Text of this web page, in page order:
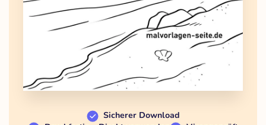
Sicherer Download